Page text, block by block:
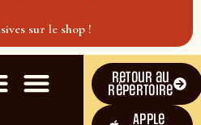
sur le shop !
Retour au
répertoire
Apple